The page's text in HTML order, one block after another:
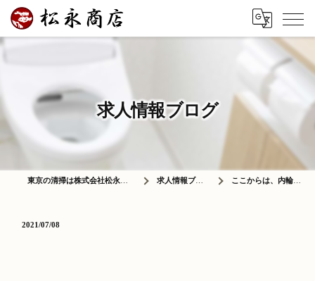
求人情報ブログ
求人情報ブログ ここからは、内輪の…
2021/07/08